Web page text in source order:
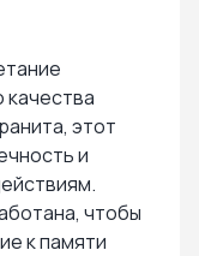
качества
этот
и
чтобы
к памяти